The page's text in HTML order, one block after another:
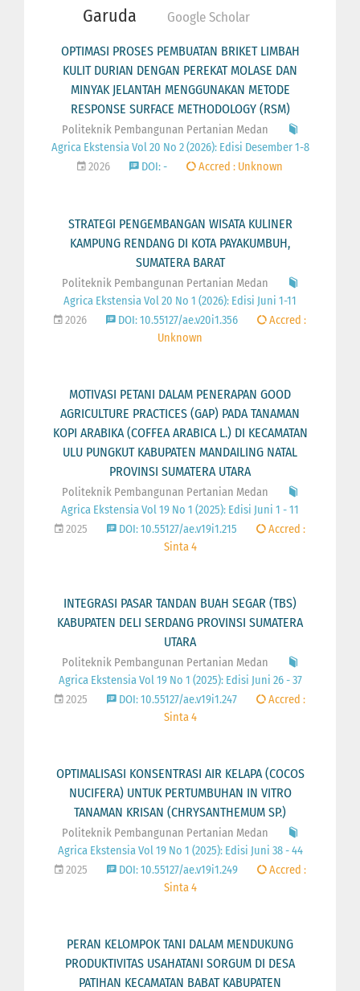
Garuda Google Scholar
OPTIMASI PROSES PEMBUATAN BRIKET LIMBAH
KULIT DURIAN DENGAN PEREKAT MOLASE DAN
MINYAK JELANTAH MENGGUNAKAN METODE
RESPONSE SURFACE METHODOLOGY (RSM)
Politeknik Pembangunan Pertanian Medan
Agrica Ekstensia Vol 20 No 2 (2026): Edisi Desember 1-8
2026
DOI: - Accred : Unknown
STRATEGI PENGEMBANGAN WISATA KULINER
KAMPUNG RENDANG DI KOTA PAYAKUMBUH,
SUMATERA BARAT
Politeknik Pembangunan Pertanian Medan
Agrica Ekstensia Vol 20 No 1 (2026): Edisi Juni 1-11
2026
DOI: 10.55127/ae.v20i1.356
Accred :
Unknown
MOTIVASI PETANI DALAM PENERAPAN GOOD
AGRICULTURE PRACTICES (GAP) PADA TANAMAN
KOPI ARABIKA (COFFEA ARABICA L.) DI KECAMATAN
ULU PUNGKUT KABUPATEN MANDAILING NATAL
PROVINSI SUMATERA UTARA
Politeknik Pembangunan Pertanian Medan
Agrica Ekstensia Vol 19 No 1 (2025): Edisi Juni 1 - 11
2025
DOI: 10.55127/ae.v19i1.215
Accred :
Sinta 4
INTEGRASI PASAR TANDAN BUAH SEGAR (TBS)
KABUPATEN DELI SERDANG PROVINSI SUMATERA
UTARA
Politeknik Pembangunan Pertanian Medan
Agrica Ekstensia Vol 19 No 1 (2025): Edisi Juni 26 - 37
2025
DOI: 10.55127/ae.v19i1.247
Accred :
Sinta 4
OPTIMALISASI KONSENTRASI AIR KELAPA (COCOS
NUCIFERA) UNTUK PERTUMBUHAN IN VITRO
TANAMAN KRISAN (CHRYSANTHEMUM SP.)
Politeknik Pembangunan Pertanian Medan
Agrica Ekstensia Vol 19 No 1 (2025): Edisi Juni 38 - 44
2025
DOI: 10.55127/ae.v19i1.249
Accred :
Sinta 4
PERAN KELOMPOK TANI DALAM MENDUKUNG
PRODUKTIVITAS USAHATANI SORGUM DI DESA
PATIHAN KECAMATAN BABAT KABUPATEN